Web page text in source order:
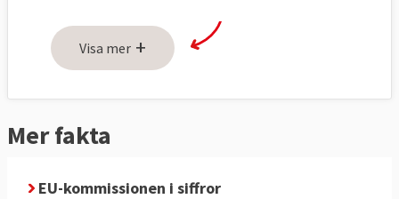
nya lagar och bestämmelser, och ser också
till att ändringar av befintliga genomförs.
Att lägga fram lagförslag
men också att själv lagstifta i vissa
Visa mer +
Mer fakta
EU-kommissionen i siffror